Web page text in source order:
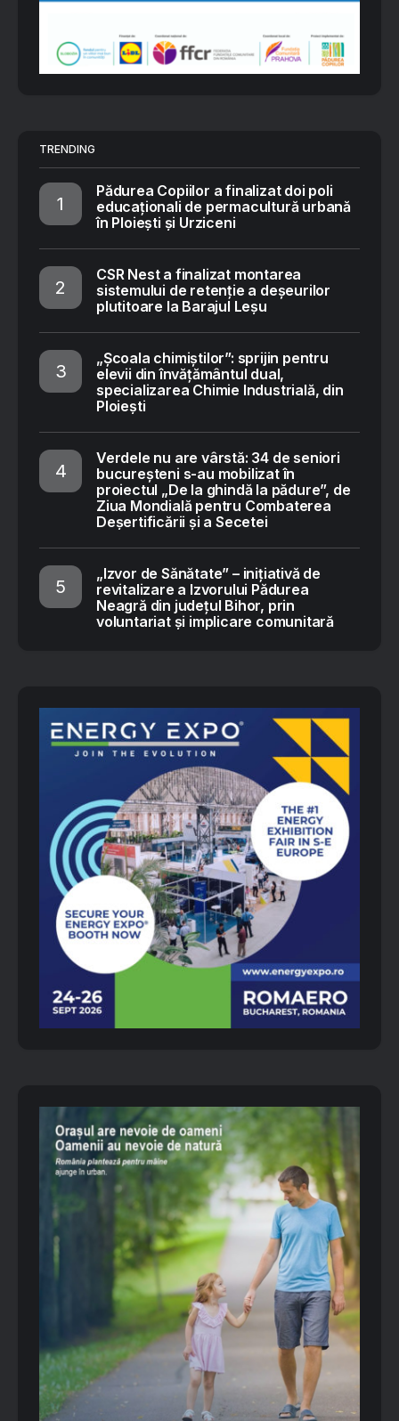
TRENDING
Pădurea Copiilor a finalizat doi poli
educaționali de permacultură urbană
în Ploiești și Urziceni
CSR Nest a finalizat montarea
sistemului de retenție a deșeurilor
plutitoare la Barajul Leșu
„Școala chimiștilor”: sprijin pentru
elevii din învățământul dual,
specializarea Chimie Industrială, din
Ploiești
Verdele nu are vârstă: 34 de seniori
bucureșteni s-au mobilizat în
proiectul „De la ghindă la pădure”, de
Ziua Mondială pentru Combaterea
Deșertificării și a Secetei
„Izvor de Sănătate” – inițiativă de
revitalizare a Izvorului Pădurea
Neagră din județul Bihor, prin
voluntariat și implicare comunitară